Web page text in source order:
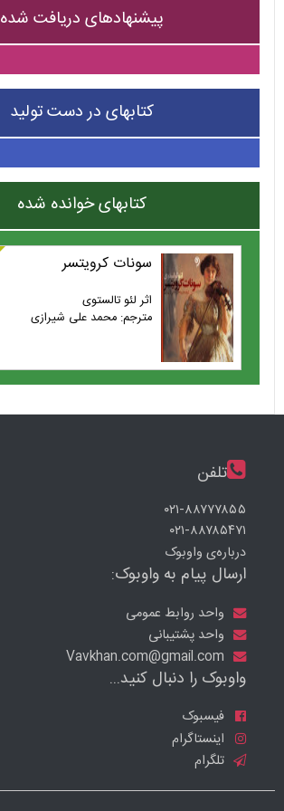
پیشنهادهای دریافت شده
کتابهای در دست تولید
کتابهای خوانده شده
سونات کرویتسر
اثر لئو تالستوی
مترجم: محمد علی شیرازی
تلفن
۰۲۱-۸۸۷۷۷۸۵۵
۰۲۱-۸۸۷۸۵۴۷۱
درباره‌ی واوبوک
ارسال پیام به واوبوک:
واحد روابط عمومی
واحد پشتیبانی
واوبوک را دنبال کنید...
فیسبوک
اینستاگرام
تلگرام